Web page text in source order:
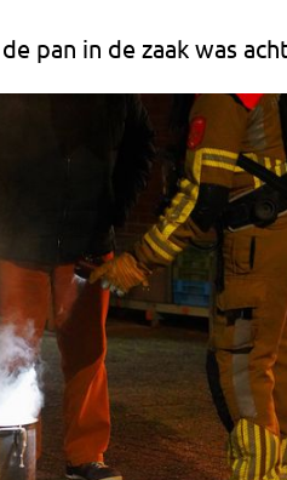
pan in de zaak was